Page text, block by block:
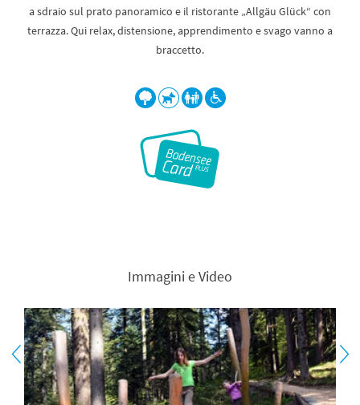
a sdraio sul prato panoramico e il ristorante „Allgäu Glück“ con
terrazza. Qui relax, distensione, apprendimento e svago vanno a
braccetto.
Immagini e Video